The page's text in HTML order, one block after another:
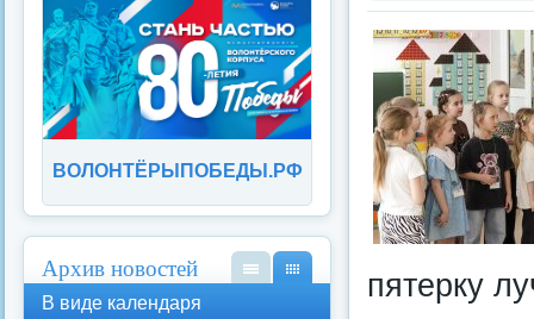
пятерку
ВОЛОНТЁРЫПОБЕДЫ.РФ
Архив новостей
В виде календаря